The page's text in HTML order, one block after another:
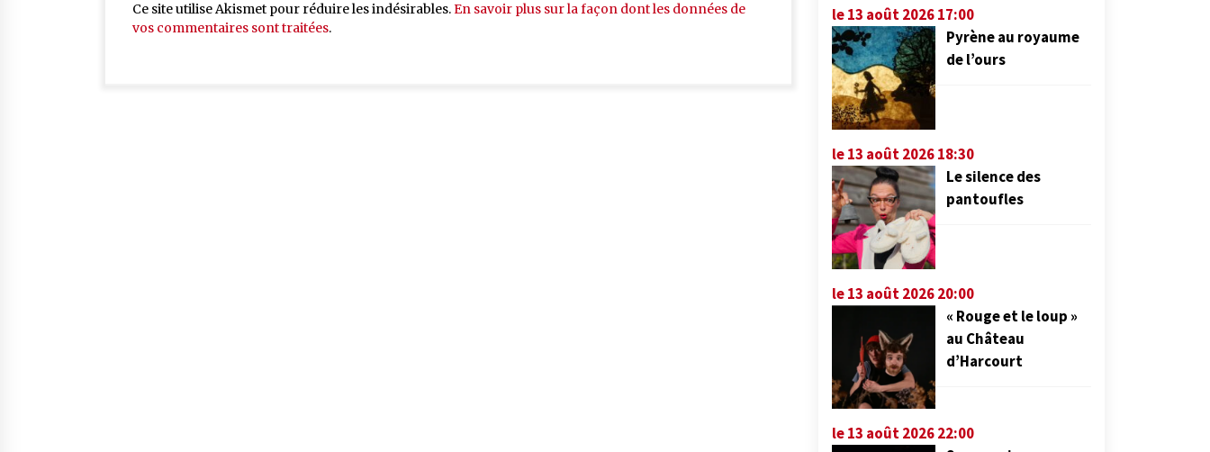
Ce site utilise Akismet pour réduire les indésirables.En savoir plus sur la façon dont les données de
vos commentaires sont traitées.
le 13 août 2026 17:00
Pyrène au royaume
de l’ours
le 13 août 2026 18:30
Le silence des
pantoufles
le 13 août 2026 20:00
« Rouge et le loup »
au Château
d’Harcourt
le 13 août 2026 22:00